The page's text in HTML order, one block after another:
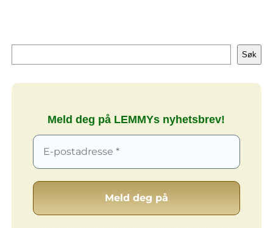
Søk
Søk
Meld deg på LEMMYs nyhetsbrev!